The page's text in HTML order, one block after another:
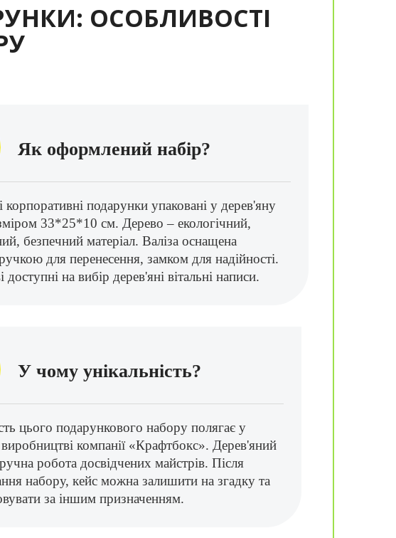
ОСОБЛИВОСТІ
Як оформлений набір?
корпоративні подарунки упаковані у дерев'яну
33*25*10 см. Дерево – екологічний,
безпечний матеріал. Валіза оснащена
для перенесення, замком для надійності.
доступні на вибір дерев'яні вітальні написи.
У чому унікальність?
цього подарункового набору полягає у
компанії «Крафтбокс». Дерев'яний
робота досвідчених майстрів. Після
набору, кейс можна залишити на згадку та
за іншим призначенням.